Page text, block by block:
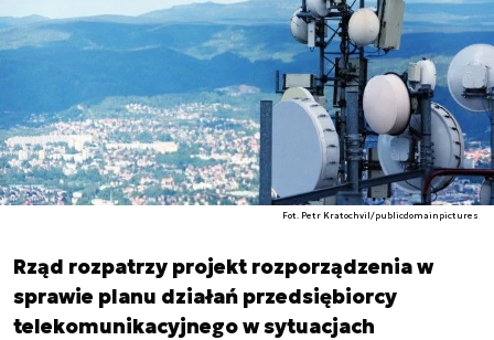
Fot. Petr Kratochvil/publicdomainpictures
Rząd rozpatrzy projekt rozporządzenia w
sprawie planu działań przedsiębiorcy
telekomunikacyjnego w sytuacjach